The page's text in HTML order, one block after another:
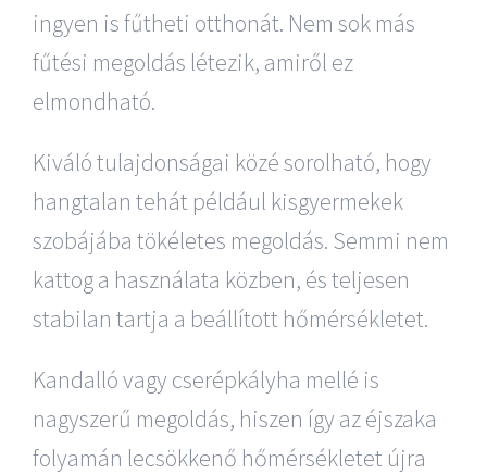
ingyen is fűtheti otthonát. Nem sok más
fűtési megoldás létezik, amiről ez
elmondható.
Kiváló tulajdonságai közé sorolható, hogy
hangtalan tehát például kisgyermekek
szobájába tökéletes megoldás. Semmi nem
kattog a használata közben, és teljesen
stabilan tartja a beállított hőmérsékletet.
Kandalló vagy cserépkályha mellé is
nagyszerű megoldás, hiszen így az éjszaka
folyamán lecsökkenő hőmérsékletet újra